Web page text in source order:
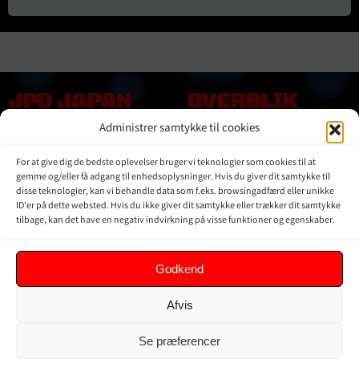
Administrer samtykke til cookies
For at give dig de bedste oplevelser bruger vi teknologier som cookies til at
gemme og/eller få adgang til enhedsoplysninger. Hvis du giver dit samtykke til
disse teknologier, kan vi behandle data som f.eks. browsingadfærd eller unikke
ID'er på dette websted. Hvis du ikke giver dit samtykke eller trækker dit samtykke
tilbage, kan det have en negativ indvirkning på visse funktioner og egenskaber.
Godkend
Afvis
Se præferencer
JPD JAPAN
DENMARK
Kontakt Os
Om JPD Japan Denmark
Handelsbetingelser
Privat Politik
OVERBLIK
Online shop
Vores Mærker